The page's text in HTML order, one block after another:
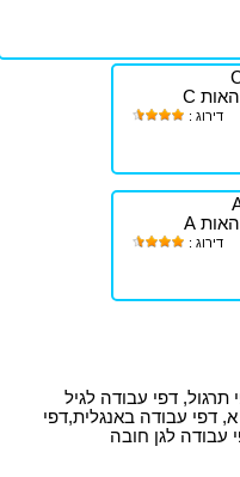
האות C
דירוג :
האות A
דירוג :
תרגול, דפי עבודה לגיל
דפי עבודה באנגלית,דפי
עבודה לגן חובה